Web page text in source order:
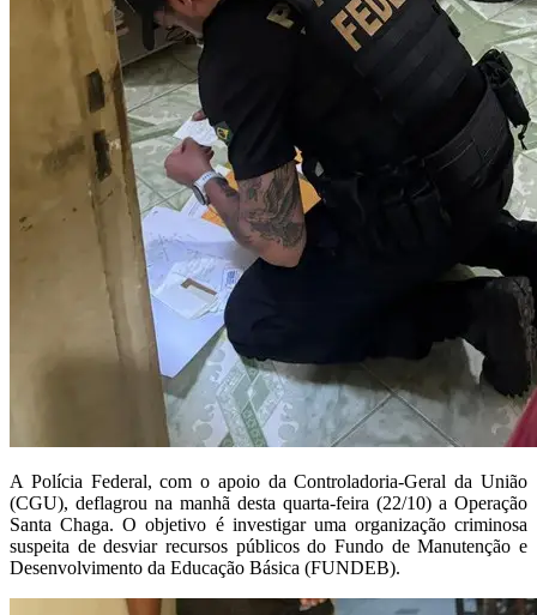
A Polícia Federal, com o apoio da Controladoria-Geral da União
(CGU), deflagrou na manhã desta quarta-feira (22/10) a Operação
Santa Chaga. O objetivo é investigar uma organização criminosa
suspeita de desviar recursos públicos do Fundo de Manutenção e
Desenvolvimento da Educação Básica (FUNDEB).